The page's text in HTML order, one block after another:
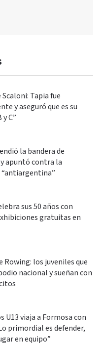
Tapia fue
y aseguró que es su
C”
la bandera de
apuntó contra la
sus 50 años con
gratuitas en
Rowing: los juveniles que
nacional y sueñan con
U13 viaja a Formosa con
primordial es defender,
en equipo”